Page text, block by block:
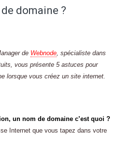
domaine ?
de Webnode, spécialiste dans
vous présente 5 astuces pour
lorsque vous créez un site internet.
un nom de domaine c’est quoi ?
Internet que vous tapez dans votre